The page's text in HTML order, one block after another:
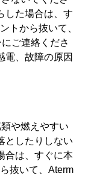
した場合は、す
トから抜いて、
ご連絡くださ
電、故障の原因
や燃えやすい
としたりしない
合は、すぐに本
抜いて、Aterm